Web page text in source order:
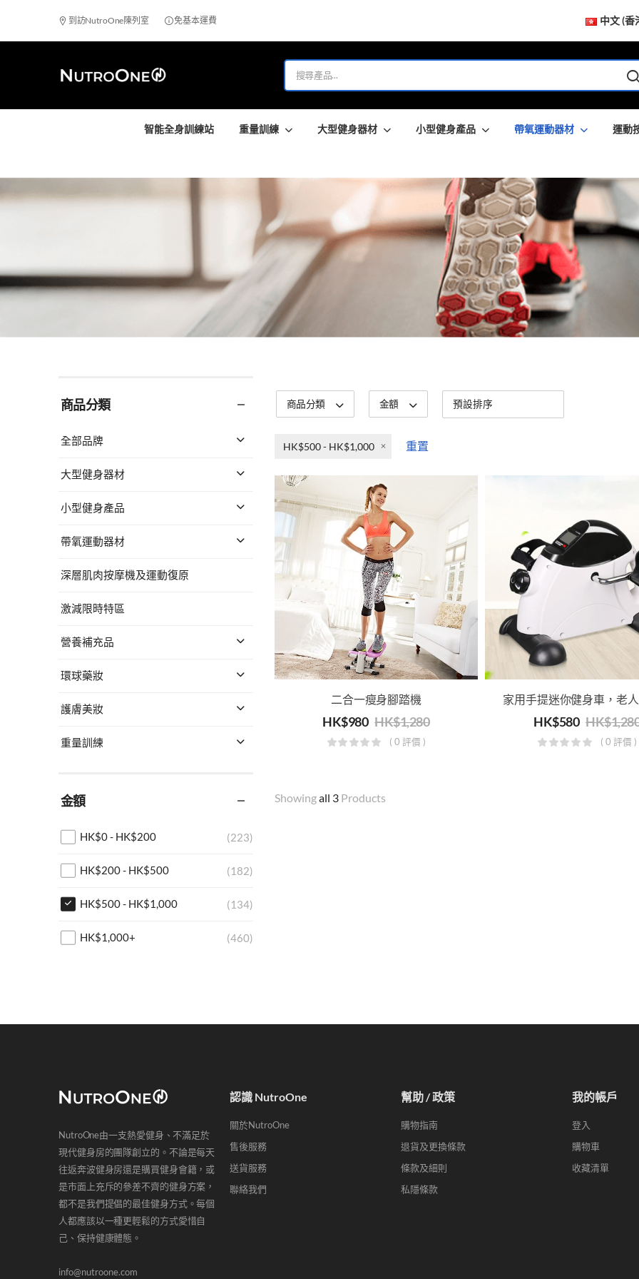
到訪NutroOne陳列室 免基本運費 中文 (香
智能全身訓練站 重量訓練 大型健身器材 小型健身產品 帶氧運動器材 運動
商品分類
全部品牌
大型健身器材
小型健身產品
帶氧運動器材
深層肌肉按摩機及運動復原
激減限時特區
營養補充品
環球藥妝
護膚美妝
重量訓練
金額
HK$0- HK$200 (223)
HK$200- HK$500 (182)
HK$500- HK$1,000 (134)
HK$1,000+ (460)
商品分類 金額
HK$500 - HK$1,000 重置
二合一瘦身腳踏機
HK$980 HK$1,280
( 0 評價 )
HK$580 HK$
( 0 評價 )
Showingall 3Products
NutroOne由一支熱愛健身、不滿足於
現代健身房的團隊創立的。不論是每天
往返奔波健身房還是購買健身會籍，或
是市面上充斥的參差不齊的健身方案，
都不是我們提倡的最佳健身方式。每個
人都應該以一種更輕鬆的方式愛惜自
己、保持健康體態。
info@nutroone.com
認識 NutroOne
關於NutroOne
售後服務
送貨服務
聯絡我們
幫助 / 政策
購物指南
退貨及更換條款
條款及細則
私隱條款
我的帳戶
登入
購物車
收藏清單